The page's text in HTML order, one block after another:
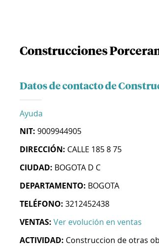
Construcciones
Datos de contacto de
Ayuda
NIT: 9009944905
DIRECCIÓN: CALLE 185 8 75
CIUDAD: BOGOTA D C
DEPARTAMENTO: BOGOTA
TELÉFONO: 3212452438
VENTAS: Ver evolución en ventas
ACTIVIDAD: Construccion de otras